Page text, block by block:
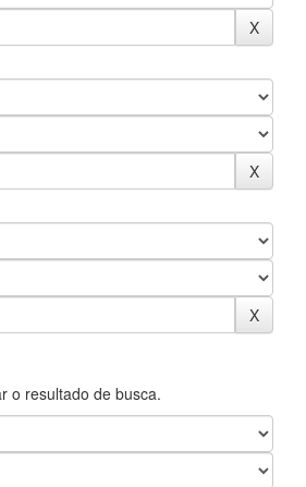
o resultado de busca.